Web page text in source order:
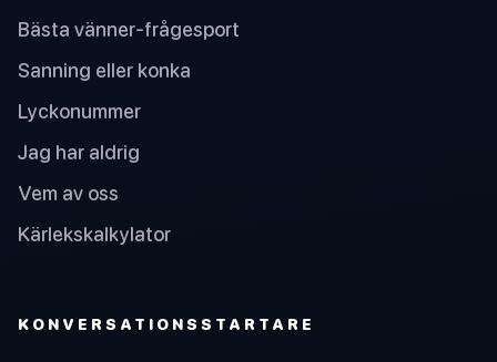
Bästa vänner-frågesport
Sanning eller konka
Lyckonummer
Jag har aldrig
Vem av oss
Kärlekskalkylator
KONVERSATIONSSTARTARE